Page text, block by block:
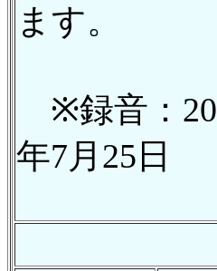
ます。
※録音：
年7月25日